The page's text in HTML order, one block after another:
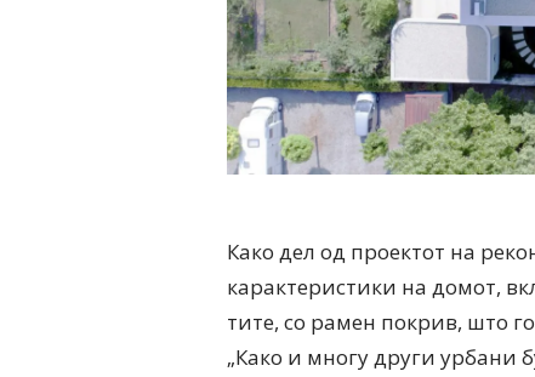
Како дел од проектот на
карактеристики на домот,
тите, со рамен покрив, што
„Како и многу други урбани